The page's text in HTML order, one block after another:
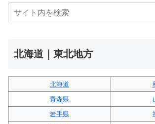
北海道｜東北地方
北海道
青森県
岩手県